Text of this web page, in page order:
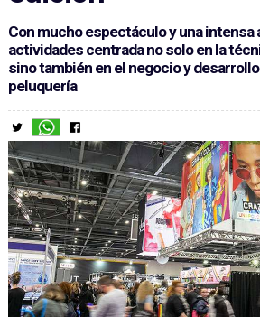
Con mucho espectáculo y una intensa
actividades centrada no solo en la
sino también en el negocio y
peluquería